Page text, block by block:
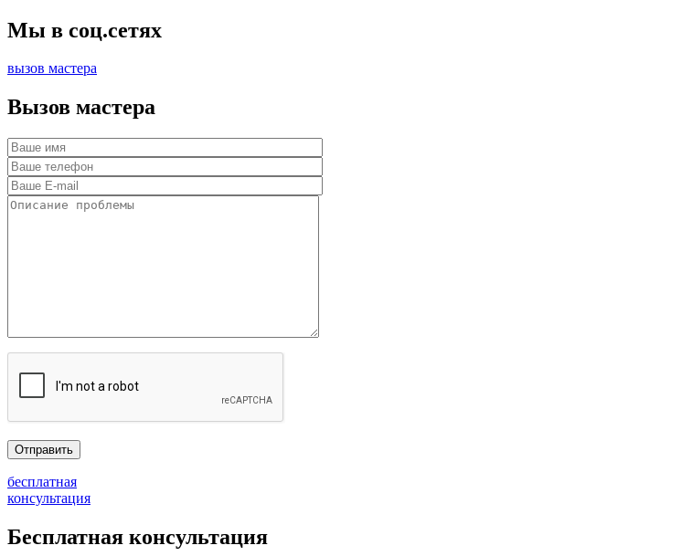
Мы в соц.сетях
вызов мастера
Вызов мастера
бесплатная
консультация
Бесплатная консультация